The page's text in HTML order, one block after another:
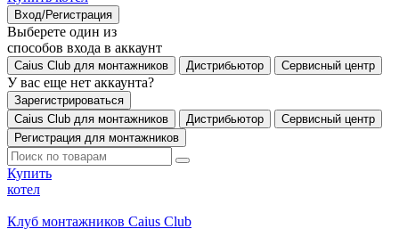
Вход/Регистрация
Выберете один из
способов входа в аккаунт
Caius Club для монтажников Дистрибьютор Сервисный центр
У вас еще нет аккаунта?
Зарегистрироваться
Caius Club для монтажников
Дистрибьютор
Сервисный центр
Регистрация для монтажников
Купить
котел
Клуб монтажников Caius Club